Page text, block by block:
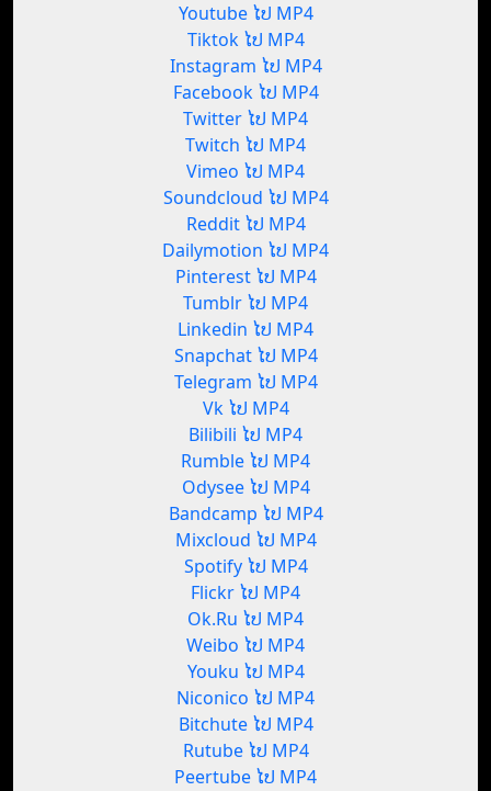
Youtube ໄປ MP4
Tiktok ໄປ MP4
Instagram ໄປ MP4
Facebook ໄປ MP4
Twitter ໄປ MP4
Twitch ໄປ MP4
Vimeo ໄປ MP4
Soundcloud ໄປ MP4
Reddit ໄປ MP4
Dailymotion ໄປ MP4
Pinterest ໄປ MP4
Tumblr ໄປ MP4
Linkedin ໄປ MP4
Snapchat ໄປ MP4
Telegram ໄປ MP4
Vk ໄປ MP4
Bilibili ໄປ MP4
Rumble ໄປ MP4
Odysee ໄປ MP4
Bandcamp ໄປ MP4
Mixcloud ໄປ MP4
Spotify ໄປ MP4
Flickr ໄປ MP4
Ok.Ru ໄປ MP4
Weibo ໄປ MP4
Youku ໄປ MP4
Niconico ໄປ MP4
Bitchute ໄປ MP4
Rutube ໄປ MP4
Peertube ໄປ MP4